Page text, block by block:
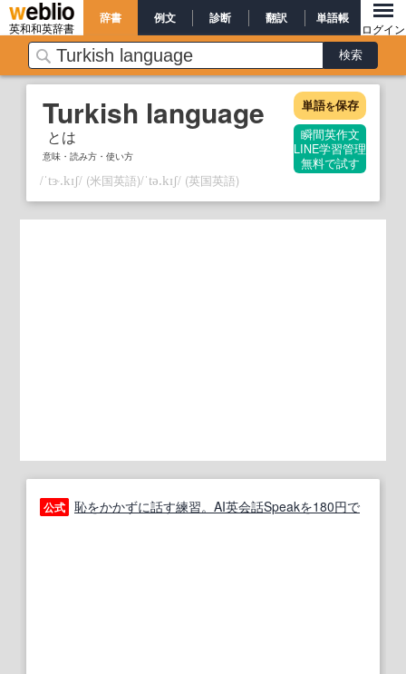
英和和英辞書
辞書 例文 診断 翻訳 単語帳
ログイン
Turkish language
とは
意味・読み方・使い方
単語を保存
瞬間英作文
LINE学習管理
無料で試す
/ˈtɝ.kɪʃ/ (米国英語)/ˈtə.kɪʃ/ (英国英語)
公式 恥をかかずに話す練習。AI英会話Speakを180円で